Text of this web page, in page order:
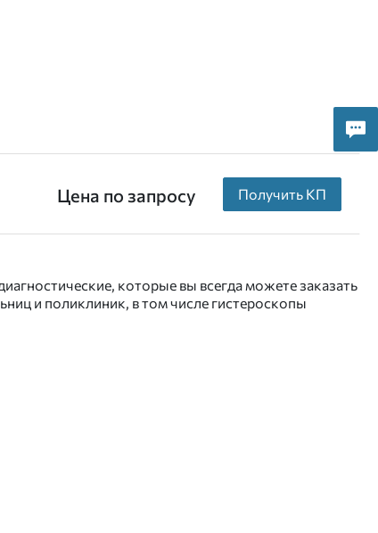
Цена по запросу Получить КП
которые вы всегда можете заказать
и поликлиник, в том числе гистероскопы